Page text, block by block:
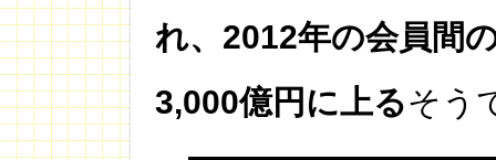
れ、2012年の会員間
3,000億円に上るそう